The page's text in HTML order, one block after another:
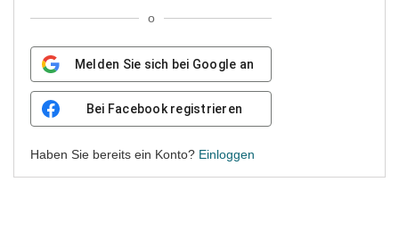
o
Melden Sie sich bei Google an
Bei Facebook registrieren
Haben Sie bereits ein Konto? Einloggen